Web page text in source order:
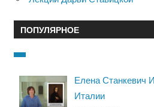
ПОПУЛЯРНОЕ
Елена Станкевич
Италии